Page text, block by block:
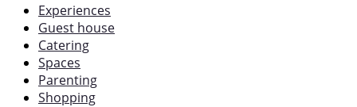
Experiences
Guest house
Catering
Spaces
Parenting
Shopping